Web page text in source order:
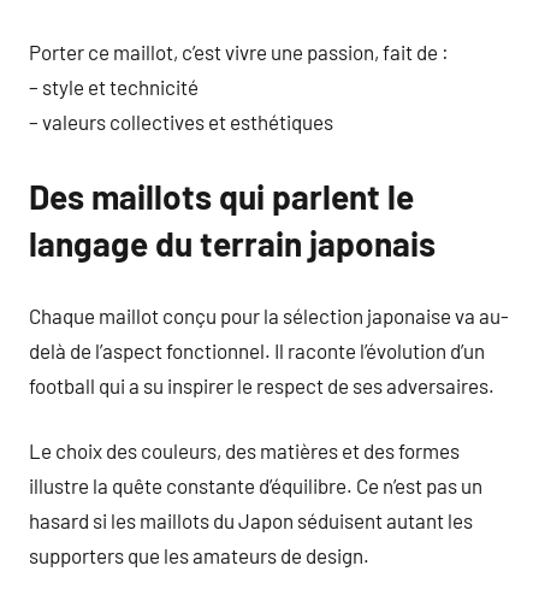
Porter ce maillot, c’est vivre une passion, fait de :
– style et technicité
– valeurs collectives et esthétiques
Des maillots qui parlent le
langage du terrain japonais
Chaque maillot conçu pour la sélection japonaise va au-
delà de l’aspect fonctionnel. Il raconte l’évolution d’un
football qui a su inspirer le respect de ses adversaires.
Le choix des couleurs, des matières et des formes
illustre la quête constante d’équilibre. Ce n’est pas un
hasard si les maillots du Japon séduisent autant les
supporters que les amateurs de design.